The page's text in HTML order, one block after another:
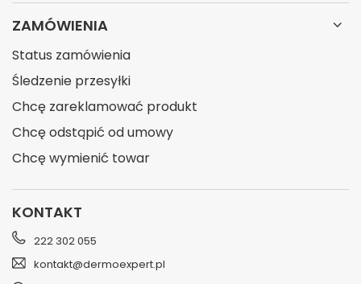
ZAMÓWIENIA
Status zamówienia
Śledzenie przesyłki
Chcę zareklamować produkt
Chcę odstąpić od umowy
Chcę wymienić towar
KONTAKT
222 302 055
kontakt@dermoexpert.pl